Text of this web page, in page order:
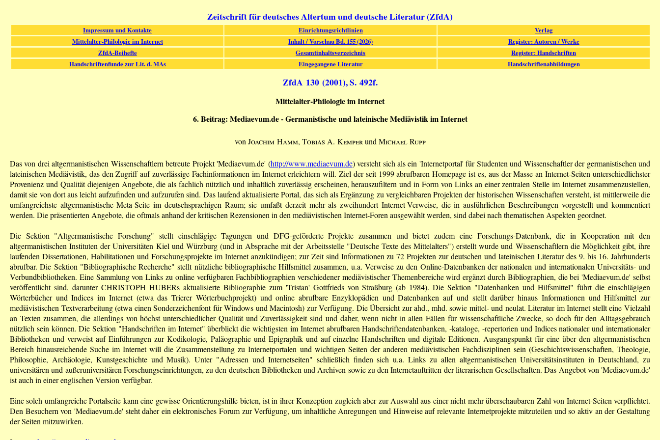
Zeitschrift für deutsches Altertum und deutsche Literatur (ZfdA)
Impressum und Kontakte Einrichtungsrichtlinien
Verlag
Mittelalter-Philologie im Internet
Inhalt / Vorschau Bd. 155 (2026)
Register: Autoren / Werke
ZfdA-Beihefte
Gesamtinhaltsverzeichnis
Register: Handschriften
Handschriftenfunde zur Lit. d. MAs
Eingegangene Literatur Handschriftenabbildungen
ZfdA 130 (2001), S. 492f.
Mittelalter-Philologie im Internet
6. Beitrag: Mediaevum.de - Germanistische und lateinische Mediävistik im Internet
von Joachim Hamm, Tobias A. Kemper und Michael Rupp
Das von drei altgermanistischen Wissenschaftlern betreute Projekt 'Mediaevum.de' (http://www.mediaevum.de) versteht sich als ein 'Internetportal' für Studenten und Wissenschaftler der germanistischen und
lateinischen Mediävistik, das den Zugriff auf zuverlässige Fachinformationen im Internet erleichtern will. Ziel der seit 1999 abrufbaren Homepage ist es, aus der Masse an Internet-Seiten unterschiedlichster
Provenienz und Qualität diejenigen Angebote, die als fachlich nützlich und inhaltlich zuverlässig erscheinen, herauszufiltern und in Form von Links an einer zentralen Stelle im Internet zusammenzustellen,
damit sie von dort aus leicht aufzufinden und aufzurufen sind. Das laufend aktualisierte Portal, das sich als Ergänzung zu vergleichbaren Projekten der historischen Wissenschaften versteht, ist mittlerweile die
umfangreichste altgermanistische Meta-Seite im deutschsprachigen Raum; sie umfaßt derzeit mehr als zweihundert Internet-Verweise, die in ausführlichen Beschreibungen vorgestellt und kommentiert
werden. Die präsentierten Angebote, die oftmals anhand der kritischen Rezensionen in den mediävistischen Internet-Foren ausgewählt werden, sind dabei nach thematischen Aspekten geordnet.
Die Sektion "Altgermanistische Forschung" stellt einschlägige Tagungen und DFG-geförderte Projekte zusammen und bietet zudem eine Forschungs-Datenbank, die in Kooperation mit den
altgermanistischen Instituten der Universitäten Kiel und Würzburg (und in Absprache mit der Arbeitsstelle "Deutsche Texte des Mittelalters") erstellt wurde und Wissenschaftlern die Möglichkeit gibt, ihre
laufenden Dissertationen, Habilitationen und Forschungsprojekte im Internet anzukündigen; zur Zeit sind Informationen zu 72 Projekten zur deutschen und lateinischen Literatur des 9. bis 16. Jahrhunderts
abrufbar. Die Sektion "Bibliographische Recherche" stellt nützliche bibliographische Hilfsmittel zusammen, u.a. Verweise zu den Online-Datenbanken der nationalen und internationalen Universitäts- und
Verbundbibliotheken. Eine Sammlung von Links zu online verfügbaren Fachbibliographien verschiedener mediävistischer Themenbereiche wird ergänzt durch Bibliographien, die bei 'Mediaevum.de' selbst
veröffentlicht sind, darunter CHRISTOPH HUBERs aktualisierte Bibliographie zum 'Tristan' Gottfrieds von Straßburg (ab 1984). Die Sektion "Datenbanken und Hilfsmittel" führt die einschlägigen
Wörterbücher und Indices im Internet (etwa das Trierer Wörterbuchprojekt) und online abrufbare Enzyklopädien und Datenbanken auf und stellt darüber hinaus Informationen und Hilfsmittel zur
mediävistischen Textverarbeitung (etwa einen Sonderzeichenfont für Windows und Macintosh) zur Verfügung. Die Übersicht zur ahd., mhd. sowie mittel- und neulat. Literatur im Internet stellt eine Vielzahl
an Texten zusammen, die allerdings von höchst unterschiedlicher Qualität und Zuverlässigkeit sind und daher, wenn nicht in allen Fällen für wissenschaftliche Zwecke, so doch für den Alltagsgebrauch
nützlich sein können. Die Sektion "Handschriften im Internet" überblickt die wichtigsten im Internet abrufbaren Handschriftendatenbanken, -kataloge, -repertorien und Indices nationaler und internationaler
Bibliotheken und verweist auf Einführungen zur Kodikologie, Paläographie und Epigraphik und auf einzelne Handschriften und digitale Editionen. Ausgangspunkt für eine über den altgermanistischen
Bereich hinausreichende Suche im Internet will die Zusammenstellung zu Internetportalen und wichtigen Seiten der anderen mediävistischen Fachdisziplinen sein (Geschichtswissenschaften, Theologie,
Philosophie, Archäologie, Kunstgeschichte und Musik). Unter "Adressen und Internetseiten" schließlich finden sich u.a. Links zu allen altgermanistischen Universitätsinstituten in Deutschland, zu
universitären und außeruniversitären Forschungseinrichtungen, zu den deutschen Bibliotheken und Archiven sowie zu den Internetauftritten der literarischen Gesellschaften. Das Angebot von 'Mediaevum.de'
ist auch in einer englischen Version verfügbar.
Eine solch umfangreiche Portalseite kann eine gewisse Orientierungshilfe bieten, ist in ihrer Konzeption zugleich aber zur Auswahl aus einer nicht mehr überschaubaren Zahl von Internet-Seiten verpflichtet.
Den Besuchern von 'Mediaevum.de' steht daher ein elektronisches Forum zur Verfügung, um inhaltliche Anregungen und Hinweise auf relevante Internetprojekte mitzuteilen und so aktiv an der Gestaltung
der Seiten mitzuwirken.